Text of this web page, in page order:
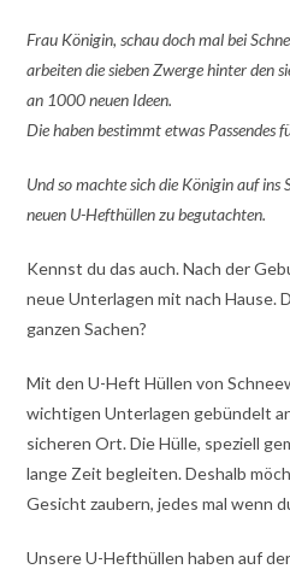
Frau Königin, schau doch mal bei
arbeiten die sieben Zwerge hinter den
an 1000 neuen Ideen.
Die haben bestimmt etwas Passendes
Und so machte sich die Königin auf ins
neuen U-Hefthüllen zu begutachten.
Kennst du das auch. Nach der
neue Unterlagen mit nach Hause.
ganzen Sachen?
Mit den U-Heft Hüllen von
wichtigen Unterlagen gebündelt
sicheren Ort. Die Hülle, speziell
lange Zeit begleiten. Deshalb
Gesicht zaubern, jedes mal wenn
Unsere U-Hefthüllen haben auf